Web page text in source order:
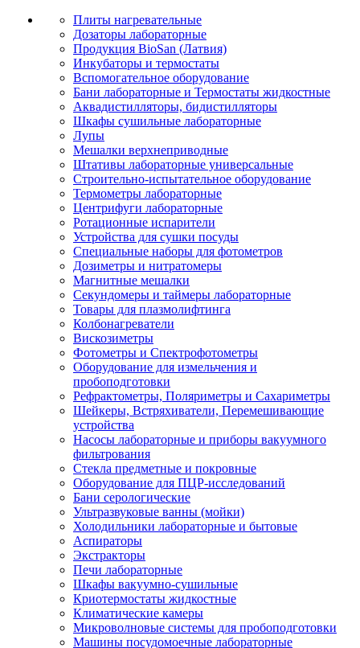
Плиты нагревательные
Дозаторы лабораторные
Продукция BioSan (Латвия)
Инкубаторы и термостаты
Вспомогательное оборудование
Бани лабораторные и Термостаты жидкостные
Аквадистилляторы, бидистилляторы
Шкафы сушильные лабораторные
Лупы
Мешалки верхнеприводные
Штативы лабораторные универсальные
Строительно-испытательное оборудование
Термометры лабораторные
Центрифуги лабораторные
Ротационные испарители
Устройства для сушки посуды
Специальные наборы для фотометров
Дозиметры и нитратомеры
Магнитные мешалки
Секундомеры и таймеры лабораторные
Товары для плазмолифтинга
Колбонагреватели
Вискозиметры
Фотометры и Спектрофотометры
Оборудование для измельчения и
пробоподготовки
Рефрактометры, Поляриметры и Сахариметры
Шейкеры, Встряхиватели, Перемешивающие
устройства
Насосы лабораторные и приборы вакуумного
фильтрования
Стекла предметные и покровные
Оборудование для ПЦР-исследований
Бани серологические
Ультразвуковые ванны (мойки)
Холодильники лабораторные и бытовые
Аспираторы
Экстракторы
Печи лабораторные
Шкафы вакуумно-сушильные
Криотермостаты жидкостные
Климатические камеры
Микроволновые системы для пробоподготовки
Машины посудомоечные лабораторные